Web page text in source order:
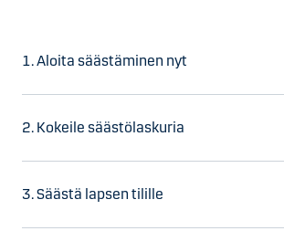
1. Aloita säästäminen nyt
2. Kokeile säästölaskuria
3. Säästä lapsen tilille